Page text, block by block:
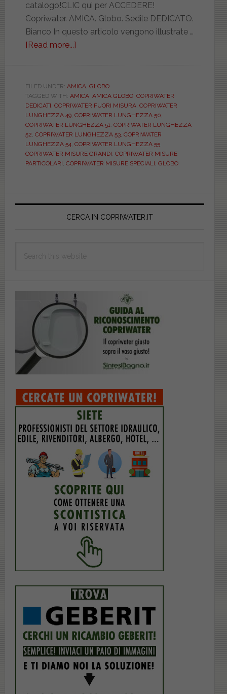
catalogo!CLIC qui per ACCEDERE!
Copriwater. AMICA. Globo. Sedile DEDICATO.
Bianco In questo articolo vengono illustrate …
[Read more...]
BIANCO.
DEDICATO.
MAM05009VT
FILED UNDER: AMICA, GLOBO
TAGGED WITH: AMICA, AMICA GLOBO, COPRIWATER
DEDICATI, COPRIWATER FUORI MISURA, COPRIWATER
LUNGHEZZA 49, COPRIWATER LUNGHEZZA 50,
COPRIWATER LUNGHEZZA 51, COPRIWATER LUNGHEZZA
52, COPRIWATER LUNGHEZZA 53, COPRIWATER
LUNGHEZZA 54, COPRIWATER LUNGHEZZA 55,
COPRIWATER MISURE GRANDI, COPRIWATER MISURE
PARTICOLARI, COPRIWATER MISURE SPECIALI, GLOBO
Primary
CERCA IN COPRIWATER.IT